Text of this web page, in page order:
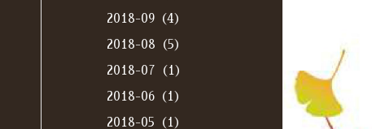
2018-09（4）
2018-08（5）
2018-07（1）
2018-06（1）
2018-05（1）